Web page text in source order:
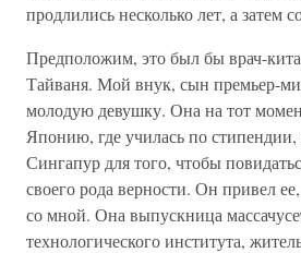
продлились несколько лет, а затем
Предположим, это был бы врач-
Тайваня. Мой внук, сын премьер-
молодую девушку. Она на тот
Японию, где училась по стипендии,
Сингапур для того, чтобы
своего рода верности. Он привел
со мной. Она выпускница
технологического института,